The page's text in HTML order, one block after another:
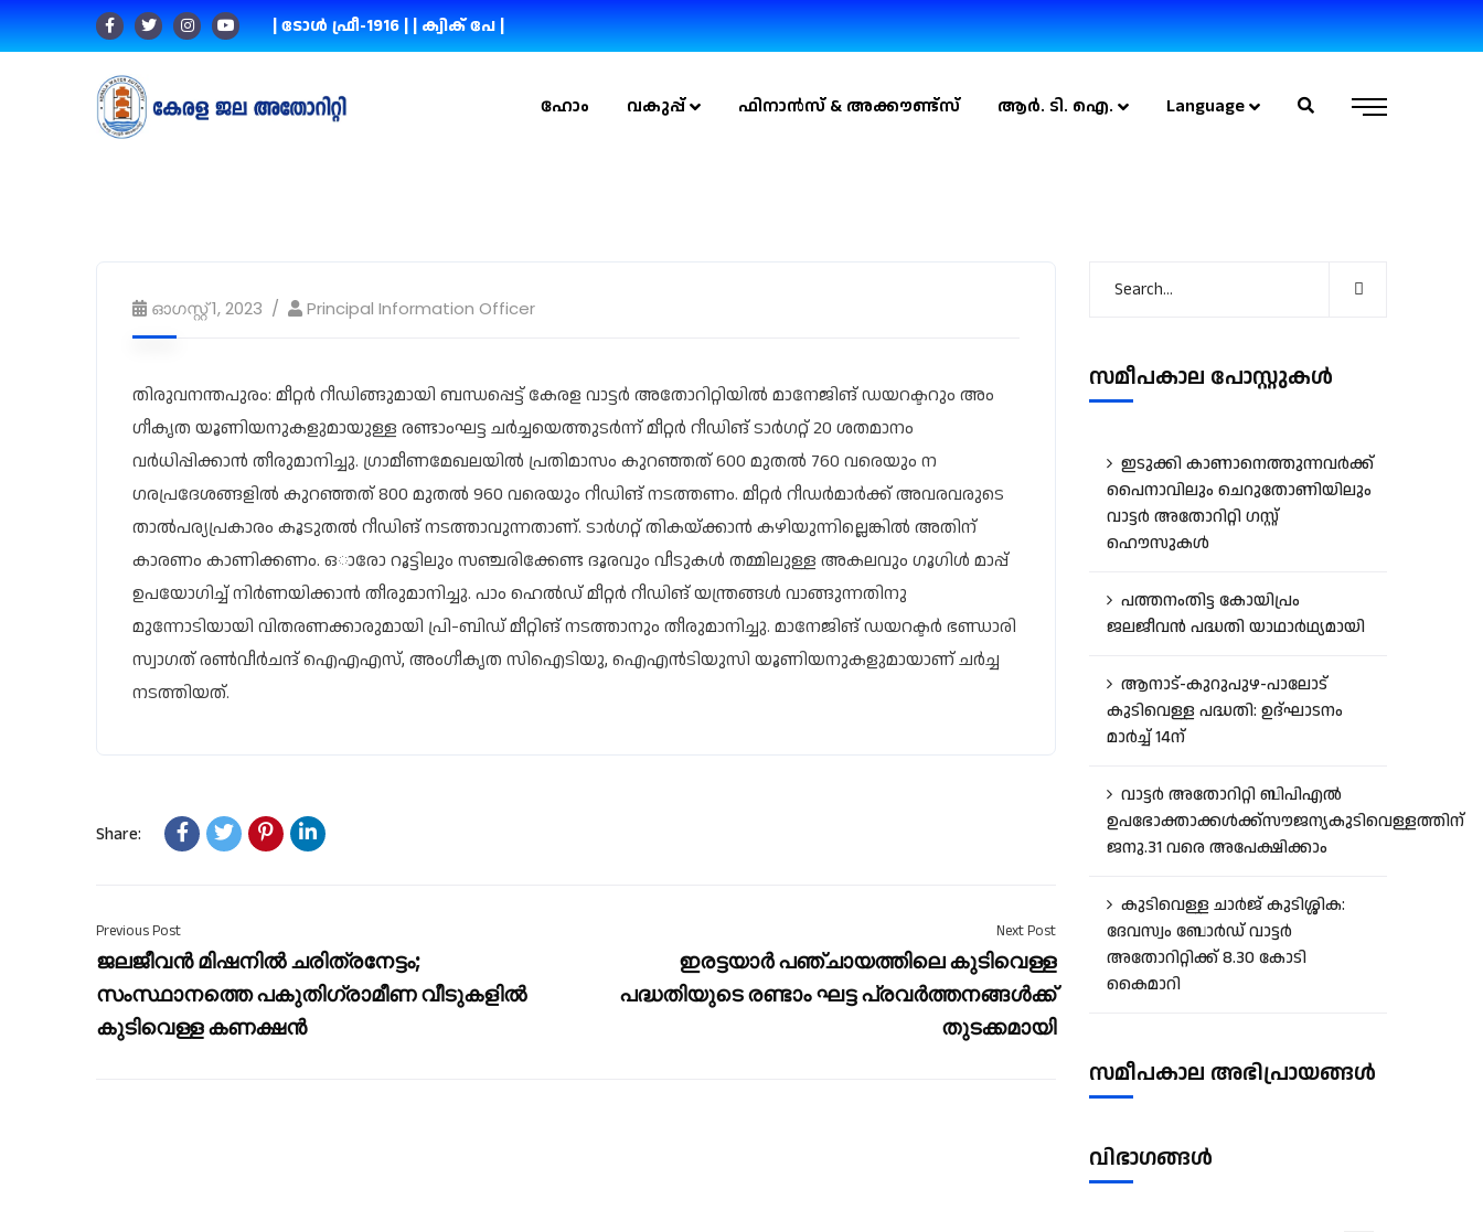
| ടോൾ ഫ്രീ-1916 || ക്വിക് പേ |
ഹോം വകുപ്പ് ഫിനാൻസ് & അക്കൗണ്ട്സ് ആർ. ടി. ഐ. Language
ഓഗസ്റ്റ്‌ 1, 2023 Principal Information Officer
തിരുവനന്തപുരം: മീറ്റർ റീഡിങ്ങുമായി ബന്ധപ്പെട്ട് കേരള വാട്ടർ അതോറിറ്റിയിൽ മാനേജിങ് ഡയറക്ടറും അം​
ഗീകൃത യൂണിയനുകളുമായുള്ള രണ്ടാംഘട്ട ചർച്ചയെത്തുടർന്ന് മീറ്റർ റീഡിങ് ടാർ​ഗറ്റ് 20 ശതമാനം
വർധിപ്പിക്കാൻ തീരുമാനിച്ചു. ​ഗ്രാമീണമേഖലയിൽ പ്രതിമാസം കുറഞ്ഞത് 600 മുതൽ 760 ​വരെയും ന​
ഗരപ്രദേശങ്ങളിൽ കുറഞ്ഞത് 800 മുതൽ 960 വരെയും റീഡിങ് നടത്തണം. മീറ്റർ റീഡർമാർക്ക് അവരവരുടെ
താൽപര്യപ്രകാരം കൂടുതൽ റീഡിങ് നടത്താവുന്നതാണ്. ​ടാർ​ഗറ്റ് തികയ്ക്കാൻ കഴിയുന്നില്ലെങ്കിൽ അതിന്
കാരണം കാണിക്കണം. ഒാരോ റൂട്ടിലും സഞ്ചരിക്കേണ്ട ദൂരവും വീടുകൾ തമ്മിലുള്ള അകലവും ​ഗൂ​ഗിൾ മാപ്പ്
ഉപയോ​ഗിച്ച് നിർണയിക്കാൻ തീരുമാനിച്ചു. പാം ഹെൽഡ് മീറ്റർ റീഡിങ് യന്ത്രങ്ങൾ വാങ്ങുന്നതിനു
മുന്നോടിയായി വിതരണക്കാരുമായി പ്രി-ബിഡ് മീറ്റിങ് നടത്താനും തീരുമാനിച്ചു. മാനേജിങ് ഡയറക്ടർ ഭണ്ഡാരി
സ്വാ​ഗത് രൺവീർചന്ദ് ഐഎഎസ്, അം​ഗീകൃത സിഐടിയു, ഐഎൻടിയുസി യൂണിയനുകളുമായാണ് ചർച്ച
നടത്തിയത്.
Share:
Previous Post
ജലജീവൻ മിഷനിൽ ചരിത്രനേട്ടം;
സംസ്ഥാനത്തെ പകുതിഗ്രാമീണ വീടുകളിൽ
കുടിവെള്ള കണക്ഷൻ
Next Post
ഇരട്ടയാർ പഞ്ചായത്തിലെ കുടിവെള്ള
പദ്ധതിയുടെ രണ്ടാം ഘട്ട പ്രവർത്തനങ്ങൾക്ക്
തുടക്കമായി
സമീപകാല പോസ്റ്റുകൾ
ഇടുക്കി കാണാനെത്തുന്നവർക്ക്
പൈനാവിലും ചെറുതോണിയിലും
വാട്ടർ അതോറിറ്റി ഗസ്റ്റ്
ഹൌസുകൾ
പത്തനംതിട്ട കോയിപ്രം
ജലജീവൻ പദ്ധതി യാഥാർഥ്യമായി
ആനാട്‌-കുറുപുഴ-പാലോട്‌
കുടിവെള്ള പദ്ധതി: ഉദ്ഘാടനം
മാർച്ച് 14ന്
വാട്ടർ അതോറിറ്റി ബിപിഎൽ
ഉപഭോക്താക്കൾക്ക്സൗജന്യകുടിവെള്ളത്തിന്
ജനു.31 വരെ അപേക്ഷിക്കാം
കുടിവെള്ള ചാർജ് കുടിശ്ശിക:
ദേവസ്വം ബോർഡ് വാട്ടർ
അതോറിറ്റിക്ക് 8.30 കോടി
കൈമാറി
സമീപകാല അഭിപ്രായങ്ങൾ
വിഭാഗങ്ങൾ